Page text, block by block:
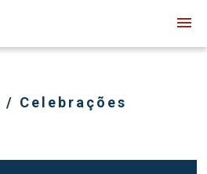
/ Celebrações